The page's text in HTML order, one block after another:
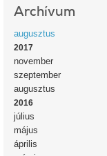
Archívum
augusztus
2017
november
szeptember
augusztus
2016
július
május
április